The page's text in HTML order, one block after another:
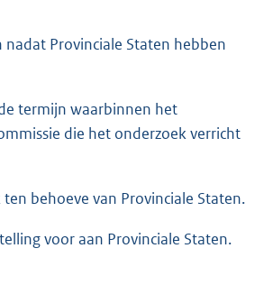
Provinciale Staten hebben
termijn waarbinnen het
die het onderzoek verricht
behoeve van Provinciale Staten.
voor aan Provinciale Staten.